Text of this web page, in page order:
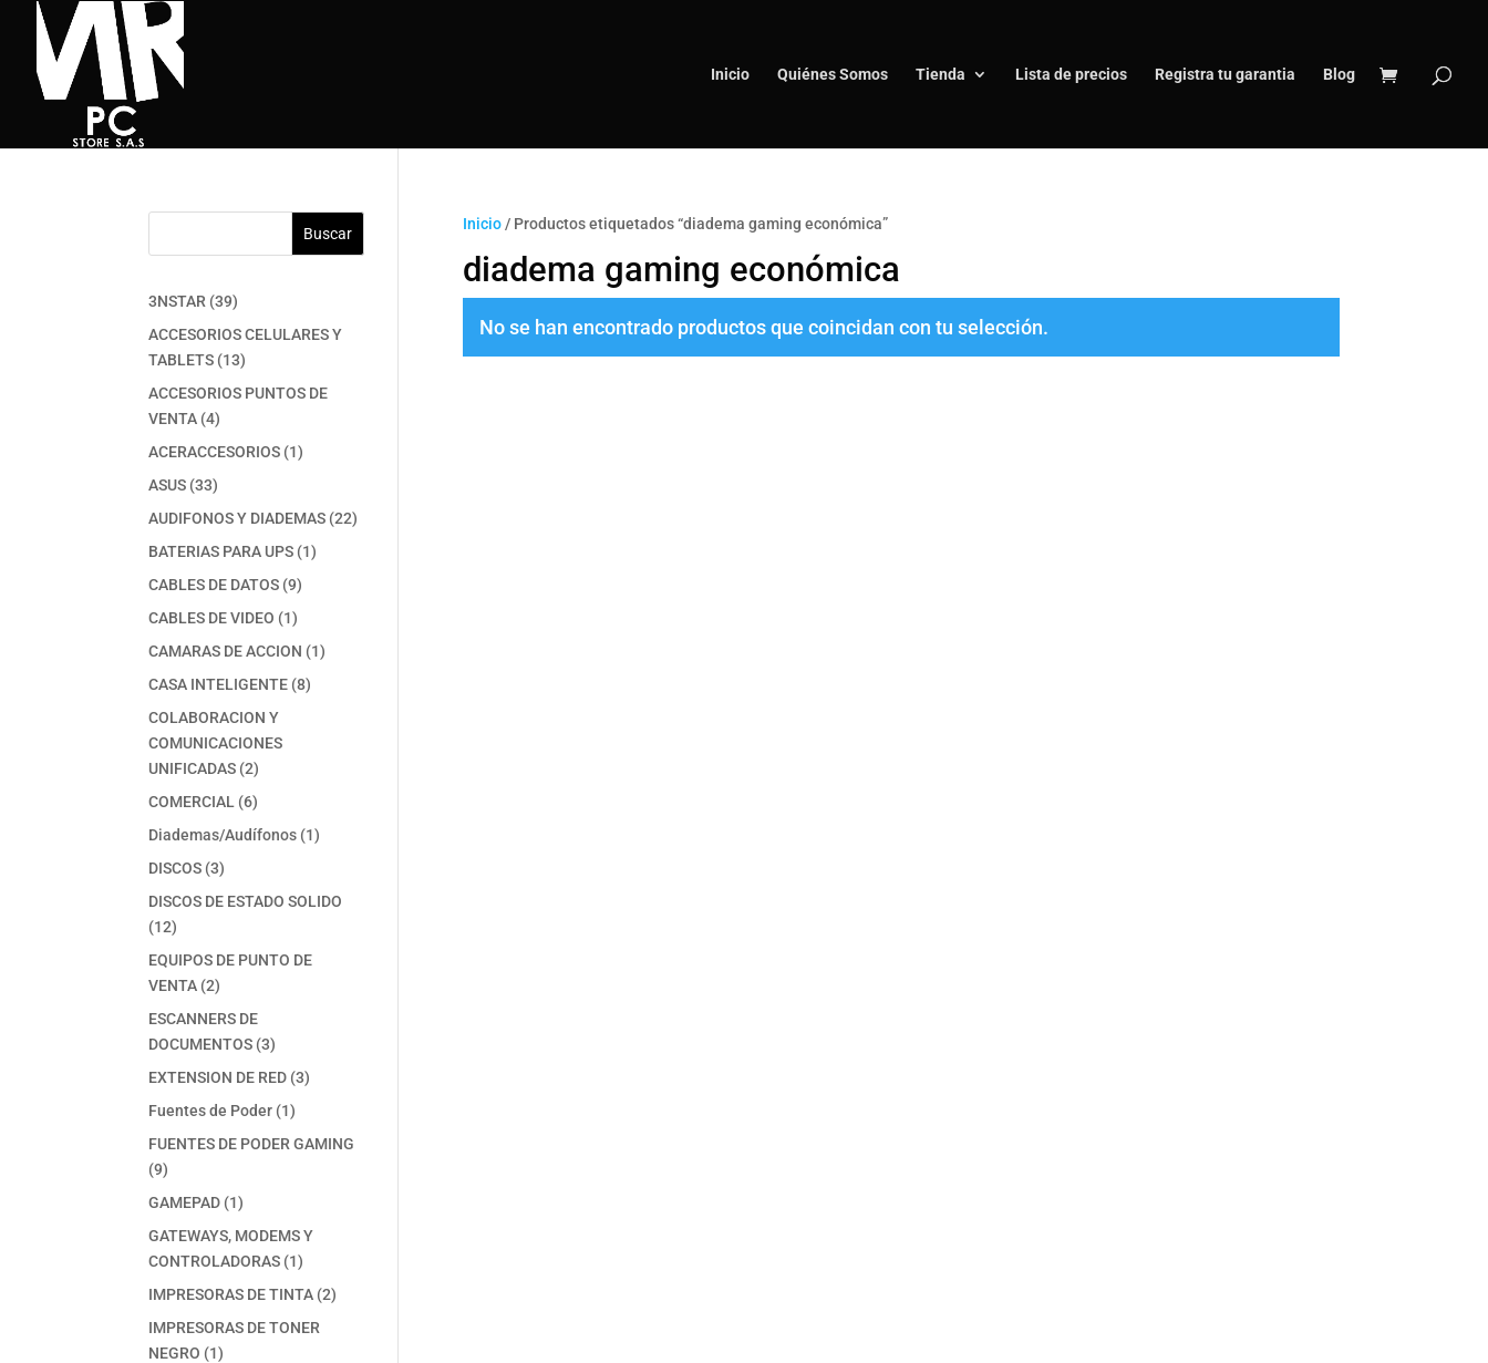
Inicio Quiénes Somos Tienda Lista de precios Registra tu garantia Blog
Inicio/ Productos etiquetados “diadema gaming económica”
diadema gaming económica
No se han encontrado productos que coincidan con tu selección.
Buscar
3NSTAR 3939
productos
ACCESORIOS CELULARES Y
TABLETS 1313
productos
ACCESORIOS PUNTOS DE
VENTA 44
productos
ACERACCESORIOS 11
ASUS 3333
productos
AUDIFONOS Y DIADEMAS 2222
BATERIAS PARA UPS 11
CABLES DE DATOS 99
CABLES DE VIDEO 11
producto
CAMARAS DE ACCION 11
CASA INTELIGENTE 88
COLABORACION Y
COMUNICACIONES
UNIFICADAS 22
productos
COMERCIAL 66
productos
Diademas/Audífonos 11
DISCOS 33
productos
DISCOS DE ESTADO SOLIDO
1212
productos
EQUIPOS DE PUNTO DE
VENTA 22
productos
ESCANNERS DE
DOCUMENTOS 33
productos
EXTENSION DE RED 33
Fuentes de Poder 11
producto
FUENTES DE PODER GAMING
99
productos
GAMEPAD 11
producto
GATEWAYS, MODEMS Y
CONTROLADORAS 11
producto
IMPRESORAS DE TINTA 22
IMPRESORAS DE TONER
NEGRO
11